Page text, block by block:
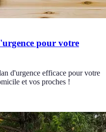
pour votre
d'urgence efficace pour votre
et vos proches !